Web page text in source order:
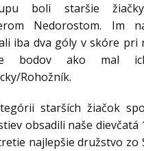
boli staršie
Nedorostom. Im
iba dva góly v skóre pri
bodov ako mal
Rohožník.
starších žiačok
obsadili naše dievčatá
najlepšie družstvo zo